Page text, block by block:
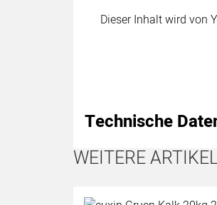
Dieser Inhalt wird von
Technische
WEITERE